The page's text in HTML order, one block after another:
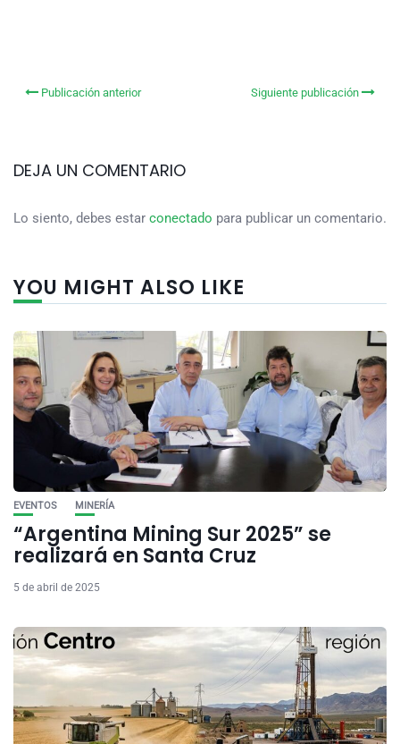
Publicación anterior Siguiente publicación
DEJA UN COMENTARIO
Lo siento, debes estar conectado para publicar un comentario.
YOU MIGHT ALSO LIKE
EVENTOS MINERÍA
“Argentina Mining Sur 2025” se
realizará en Santa Cruz
5 de abril de 2025